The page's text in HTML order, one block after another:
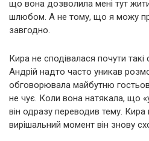
що вона дозволила мені тут
шлюбом. А не тому, що я можу
завгодно.
Кира не сподівалася почути такі
Андрій надто часто уникав
обговорювала майбутню
не чує. Коли вона натякала, що
він одразу переводив тему.
вирішальний момент він знову